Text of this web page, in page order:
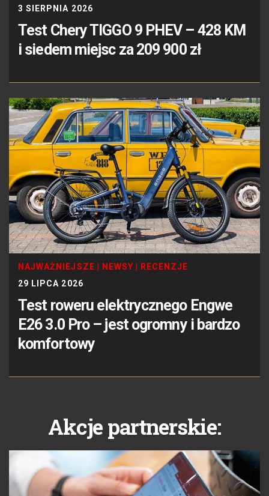
3 SIERPNIA 2026
Test Chery TIGGO 9 PHEV – 428 KM
i siedem miejsc za 209 900 zł
NAJWAŻNIEJSZE NEWSY
RECENZJE
29 LIPCA 2026
Test roweru elektrycznego Engwe
E26 3.0 Pro – jest ogromny i bardzo
komfortowy
Akcje partnerskie: